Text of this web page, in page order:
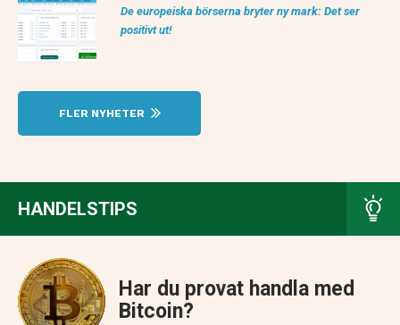
De europeiska börserna bryter ny mark: Det ser
positivt ut!
FLER NYHETER
HANDELSTIPS
Har du provat handla med
Bitcoin?